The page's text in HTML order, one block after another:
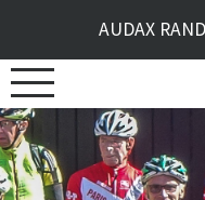
AUDAX